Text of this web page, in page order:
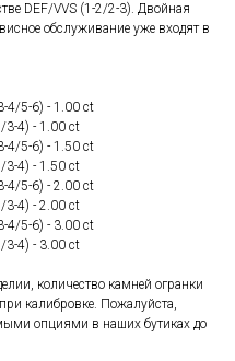
DEF/VVS (1-2/2-3). Двойная
обслуживание уже входят в
4/5-6) - 1.00 ct
3-4) - 1.00 ct
4/5-6) - 1.50 ct
3-4) - 1.50 ct
4/5-6) - 2.00 ct
3-4) - 2.00 ct
4/5-6) - 3.00 ct
3-4) - 3.00 ct
количество камней огранки
калибровке. Пожалуйста,
опциями в наших бутиках до